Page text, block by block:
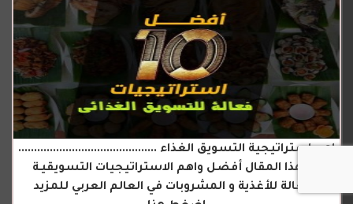
اهم استراتيجية التسويق الغذاء ............................................
في هذا المقال أفضل واهم الاستراتيجيات التسويقيـة
الفعالة للأغذية و المشروبات في العالم العربي للمزيد